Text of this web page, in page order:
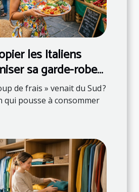
les Italiens
sa garde-robe
de frais » venait du Sud ?
qui pousse à consommer